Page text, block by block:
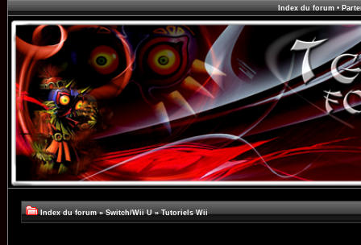
Index du forum•
Index du forum » Switch/Wii U » Tutoriels Wii